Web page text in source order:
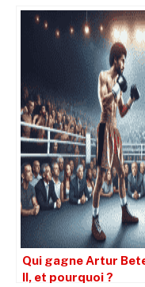
brouillé la
Qui gagne Artur
II, et pourquoi ?